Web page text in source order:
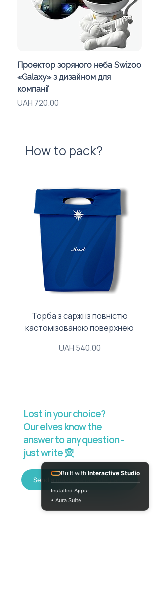
Проектор зоряного неба Swizoo
«Galaxy» з дизайном для
компанії
Price
UAH 720.00 Price
UAH
How to pack?
Торба з саржі із повністю
кастомізованою поверхнею
Price
UAH 540.00
Lost in your choice?
Our elves know the
answer to any question -
just write 🧝
Send a message on Telegram
Built with Interactive Studio
Installed Apps:
• Aura Suite